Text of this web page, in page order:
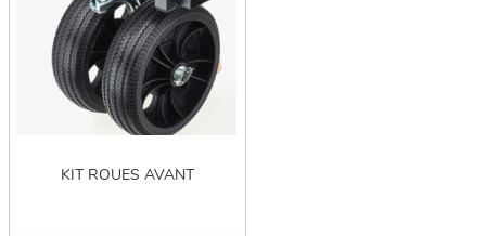
KIT ROUES AVANT